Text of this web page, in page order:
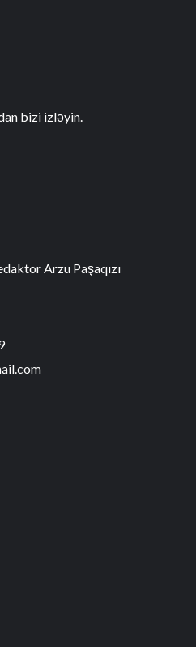
bizi izləyin.
Arzu Paşaqızı